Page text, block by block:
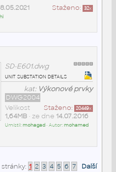
Staženo: 32x
SD-E601.dwg
unit substation details
kat: Výkonové prvky
DWG2004
Staženo: 20449x
Velikost
1,64MB• ze dne 14.07.2016
Umístil:mohagad • Autor:mohamed
stránky: 1 2 3 4 5 6 7 Další